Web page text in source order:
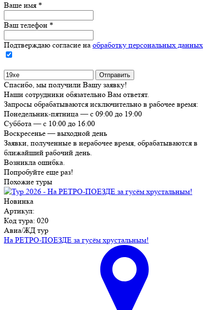
Ваше имя *
Ваш телефон *
Подтверждаю согласие на обработку персональных данных
Спасибо, мы получили Вашу заявку!
Наши сотрудники обязательно Вам ответят.
Запросы обрабатываются исключительно в рабочее время:
Понедельник-пятница — с 09:00 до 19:00
Суббота — с 10:00 до 16:00
Воскресенье — выходной день
Заявки, полученные в нерабочее время, обрабатываются в
ближайший рабочий день.
Возникла ошибка.
Попробуйте еще раз!
Похожие туры
Новинка
Артикул:
Код тура: 020
Авиа/ЖД тур
На РЕТРО-ПОЕЗДЕ за гусём хрустальным!